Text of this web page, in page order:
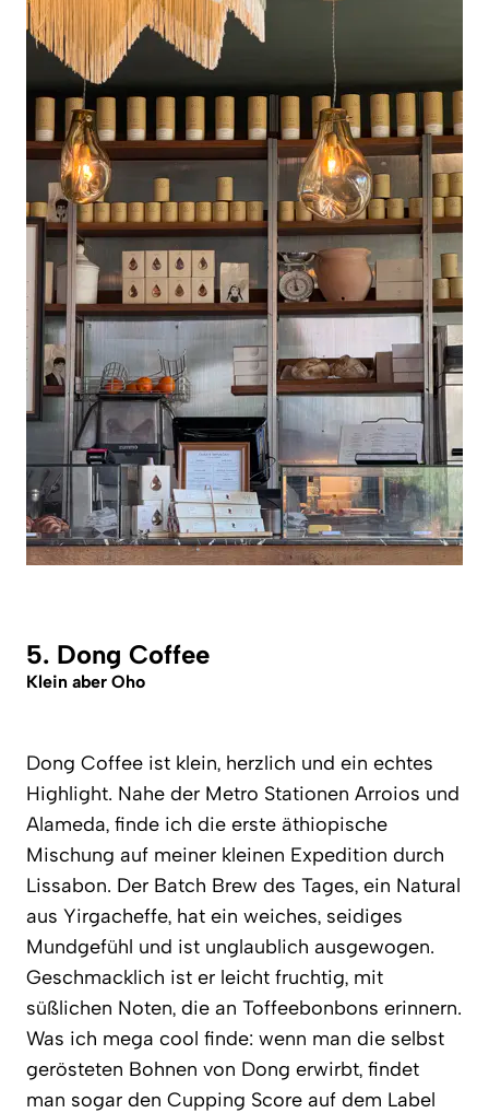
5. Dong Coffee
Klein aber Oho
Dong Coffee ist klein, herzlich und ein echtes
Highlight. Nahe der Metro Stationen Arroios und
Alameda, finde ich die erste äthiopische
Mischung auf meiner kleinen Expedition durch
Lissabon. Der Batch Brew des Tages, ein Natural
aus Yirgacheffe, hat ein weiches, seidiges
Mundgefühl und ist unglaublich ausgewogen.
Geschmacklich ist er leicht fruchtig, mit
süßlichen Noten, die an Toffeebonbons erinnern.
Was ich mega cool finde: wenn man die selbst
gerösteten Bohnen von Dong erwirbt, findet
man sogar den Cupping Score auf dem Label